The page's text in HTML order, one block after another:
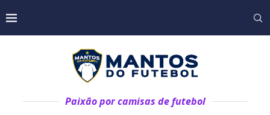
Paixão por camisas de futebol